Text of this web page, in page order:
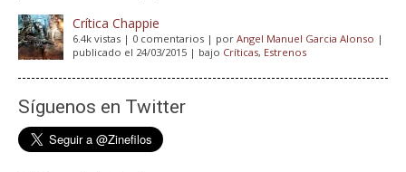
Crítica Chappie
6.4k vistas | 0 comentarios | por Angel Manuel Garcia Alonso |
publicado el 24/03/2015 | bajo Críticas, Estrenos
Síguenos en Twitter